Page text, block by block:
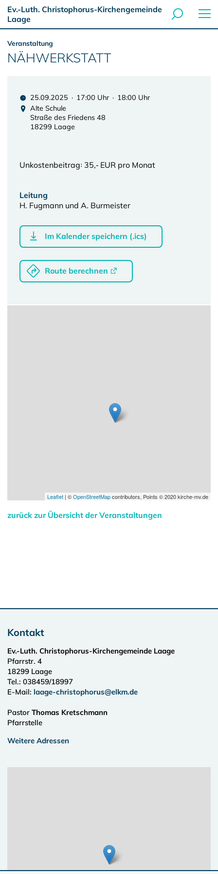
Ev.-Luth. Christophorus-Kirchengemeinde
Laage
Veranstaltung
NÄHWERKSTATT
25.09.2025 · 17:00 Uhr · 18:00 Uhr
Alte Schule
Straße des Friedens 48
18299 Laage
Unkostenbeitrag꞉ 35,‑ EUR pro Monat
Leitung
H. Fugmann und A. Burmeister
Im Kalender speichern (.ics)
Route berechnen
Leaflet | ©OpenStreetMapcontributors, Points © 2020 kirche-mv.de
zurück zur Übersicht der Veranstaltungen
Kontakt
Ev.-Luth. Christophorus-Kirchengemeinde Laage
Pfarrstr. 4
18299 Laage
Tel.: 038459/18997
E-Mail: laage-christophorus@elkm.de
Pastor Thomas Kretschmann
Pfarrstelle
Weitere Adressen